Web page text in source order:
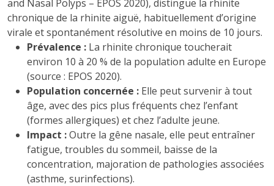
and Nasal Polyps – EPOS 2020), distingue la rhinite
chronique de la rhinite aiguë, habituellement d’origine
virale et spontanément résolutive en moins de 10 jours.
Prévalence : La rhinite chronique toucherait
environ 10 à 20 % de la population adulte en Europe
(source : EPOS 2020).
Population concernée : Elle peut survenir à tout
âge, avec des pics plus fréquents chez l’enfant
(formes allergiques) et chez l’adulte jeune.
Impact :Outre la gêne nasale, elle peut entraîner
fatigue, troubles du sommeil, baisse de la
concentration, majoration de pathologies associées
(asthme, surinfections).